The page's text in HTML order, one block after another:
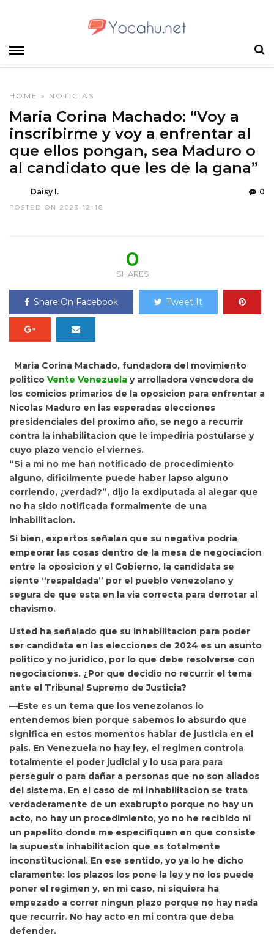
HOME » NOTICIAS
Maria Corina Machado: “Voy a
inscribirme y voy a enfrentar al
que ellos pongan, sea Maduro o
al candidato que les de la gana”
Daisy I.
POSTED ON 2023-12-16
0
0
SHARES
Share On Facebook Tweet It
Maria Corina Machado, fundadora del movimiento
politico Vente Venezuela y arrolladora vencedora de
los comicios primarios de la oposicion para enfrentar a
Nicolas Maduro en las esperadas elecciones
presidenciales del proximo año, se nego a recurrir
contra la inhabilitacion que le impediria postularse y
cuyo plazo vencio el viernes.
“Si a mi no me han notificado de procedimiento
alguno, dificilmente puede haber lapso alguno
corriendo, ¿verdad?”, dijo la exdiputada al alegar que
no ha sido notificada formalmente de una
inhabilitacion.
Si bien, expertos señalan que su negativa podria
empeorar las cosas dentro de la mesa de negociacion
entre la oposicion y el Gobierno, la candidata se
siente “respaldada” por el pueblo venezolano y
segura de que esta en la via correcta para derrotar al
chavismo.
Usted ha señalado que su inhabilitacion para poder
ser candidata en las elecciones de 2024 es un asunto
politico y no juridico, por lo que debe resolverse con
negociaciones. ¿Por que decidio no recurrir el tema
ante el Tribunal Supremo de Justicia?
—Este es un tema que los venezolanos lo
entendemos bien porque sabemos lo absurdo que
significa en estos momentos hablar de justicia en el
pais. En Venezuela no hay ley, el regimen controla
totalmente el poder judicial y lo usa para para
perseguir o para dañar a personas que no son aliados
del sistema. En el caso de mi inhabilitacion se trata
verdaderamente de un exabrupto porque no hay un
acto, no hay un procedimiento, yo no he recibido ni
un papelito donde me especifiquen en que consiste
la supuesta inhabilitacion que es totalmente
inconstitucional. En ese sentido, yo ya lo he dicho
claramente: los plazos los pone la ley y no los puede
poner el regimen y, en mi caso, ni siquiera ha
empezado a correr ningun plazo porque no hay nada
que recurrir. No hay acto en mi contra que deba
defender.